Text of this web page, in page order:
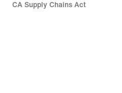
CA Supply Chains Act